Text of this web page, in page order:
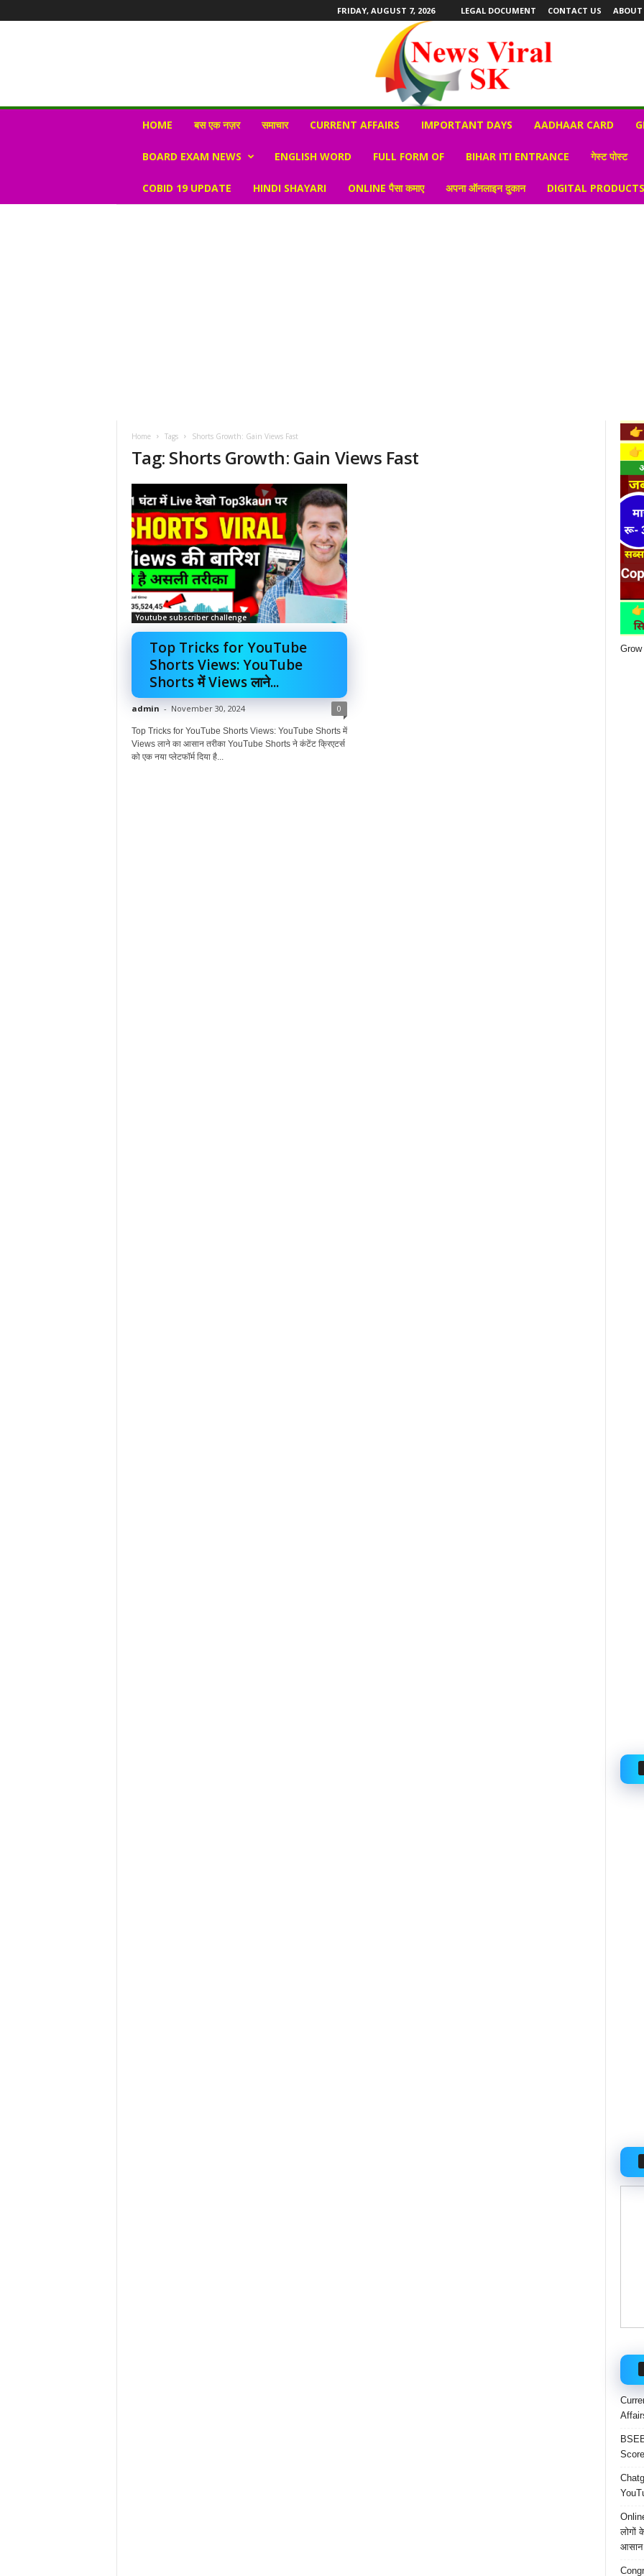
FRIDAY, AUGUST 7, 2026 LEGAL DOCUMENT CONTACT US ABOUT
r
HOME बस एक नज़र समाचार CURRENT AFFAIRS IMPORTANT DAYS AADHAAR CARD
BOARD EXAM NEWS ENGLISH WORD FULL FORM OF BIHAR ITI ENTRANCE गेस्ट पोस्ट
COBID 19 UPDATE HINDI SHAYARI ONLINE पैसा कमाए अपना ऑनलाइन दुकान DIGITAL
Home Tags Shorts Growth: Gain Views Fast
Tag: Shorts Growth: Gain Views Fast
Youtube subscriber challenge
Top Tricks for YouTube
Shorts Views: YouTube
Shorts में Views लाने...
admin - November 30, 2024 0
Top Tricks for YouTube Shorts Views: YouTube Shorts में
Views लाने का आसान तरीका YouTube Shorts ने कंटेंट क्रिएटर्स
को एक नया प्लेटफॉर्म दिया है...
लोगों
आसान